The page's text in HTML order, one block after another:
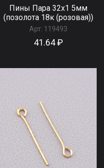
Пины Пара 32х1 5мм
(позолота 18к (розовая))
Арт: 119493
41.64 ₽